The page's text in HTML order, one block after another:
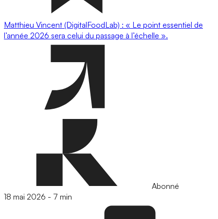
Matthieu Vincent (DigitalFoodLab) : « Le point essentiel de
l’année 2026 sera celui du passage à l’échelle ».
Abonné
18 mai 2026 - 7 min